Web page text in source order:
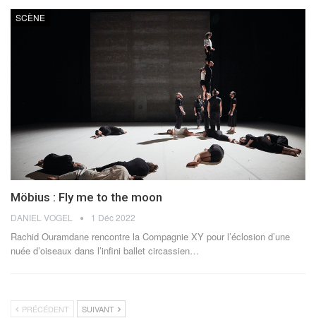
SCÈNE
Möbius : Fly me to the moon
DANIEL VOGEL 1 Déc 2022
Rachid Ouramdane rencontre la Compagnie XY pour l’éclosion d’une
nuée d’oiseaux dans l’infini ballet circassien…
PRÉCÉDENT SUIVANT